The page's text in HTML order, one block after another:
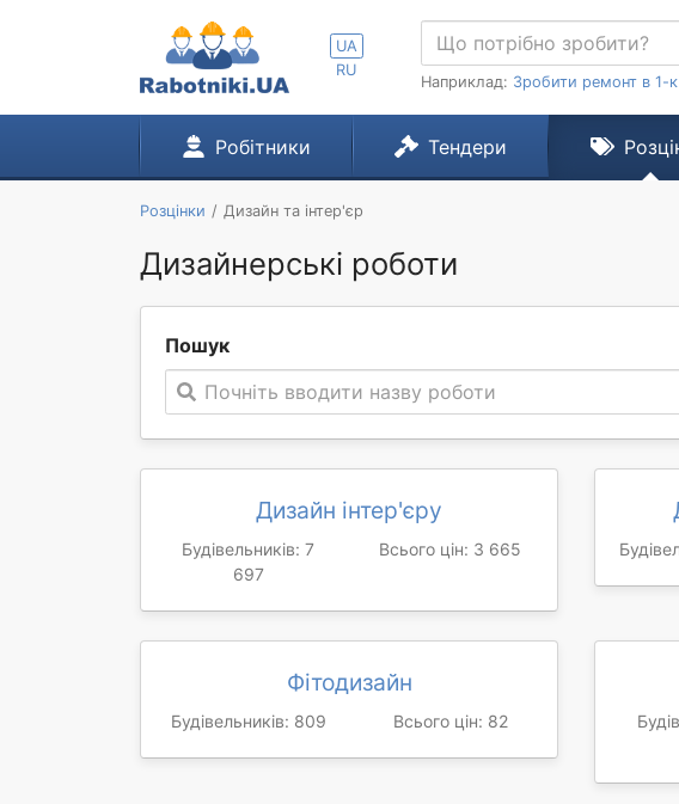
UA
RU
Наприклад: Зробити ремонт в 1-к
Робітники Тендери
Розцінки Дизайн та інтер'єр
Дизайнерські роботи
Пошук
Почніть вводити назву роботи
Дизайн інтер'єру
Будівельників: 7
697
Всього цін: 3 665
Фітодизайн
Будівельників: 809 Всього цін: 82